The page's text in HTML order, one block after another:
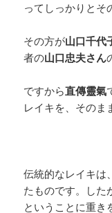
ってしっかりとそ
その方が山口千代
者の山口忠夫さん
ですから直傳靈氣
レイキを、そのま
伝統的なレイキは
たものです。した
ということに重き